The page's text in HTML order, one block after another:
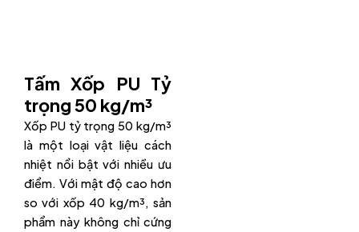
Tấm Xốp PU Tỷ
trọng 50 kg/m³
Xốp PU tỷ trọng 50 kg/m³
là một loại vật liệu cách
nhiệt nổi bật với nhiều ưu
điểm. Với mật độ cao hơn
so với xốp 40 kg/m³, sản
phẩm này không chỉ cứng